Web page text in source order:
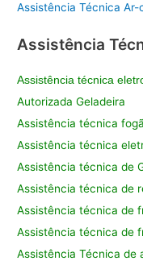
Assistência Técnica Ar-
Assistência
Assistência técnica
Autorizada Geladeira
Assistência técnica
Assistência técnica
Assistência técnica de
Assistência técnica de
Assistência técnica de
Assistência técnica de
Assistência Técnica de